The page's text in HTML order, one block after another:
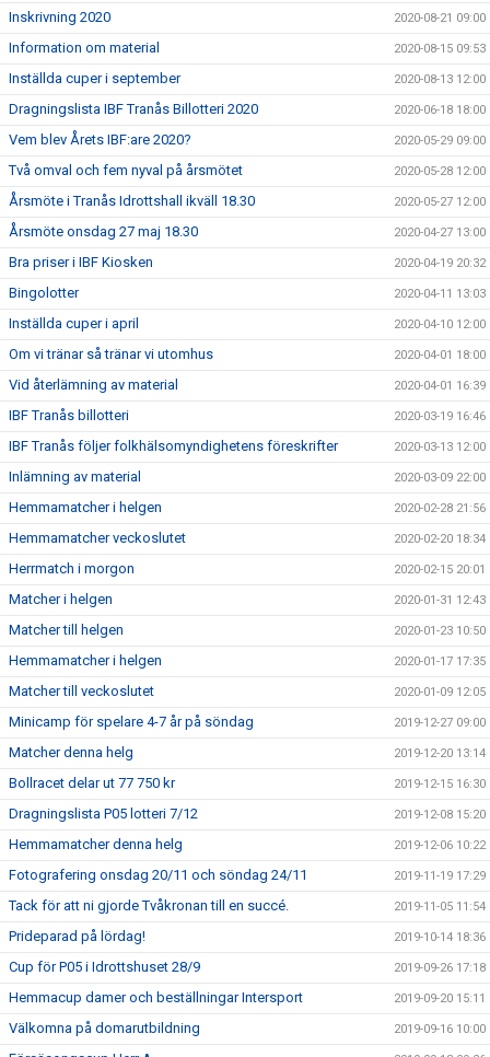
Inskrivning 2020 2020-08-21 09:00
Information om material 2020-08-15 09:53
Inställda cuper i september 2020-08-13 12:00
Dragningslista IBF Tranås Billotteri 2020 2020-06-18 18:00
Vem blev Årets IBF:are 2020? 2020-05-29 09:00
Två omval och fem nyval på årsmötet 2020-05-28 12:00
Årsmöte i Tranås Idrottshall ikväll 18.30 2020-05-27 12:00
Årsmöte onsdag 27 maj 18.30 2020-04-27 13:00
Bra priser i IBF Kiosken 2020-04-19 20:32
Bingolotter 2020-04-11 13:03
Inställda cuper i april 2020-04-10 12:00
Om vi tränar så tränar vi utomhus 2020-04-01 18:00
Vid återlämning av material 2020-04-01 16:39
IBF Tranås billotteri 2020-03-19 16:46
IBF Tranås följer folkhälsomyndighetens föreskrifter 2020-03-13 12:00
Inlämning av material 2020-03-09 22:00
Hemmamatcher i helgen 2020-02-28 21:56
Hemmamatcher veckoslutet 2020-02-20 18:34
Herrmatch i morgon 2020-02-15 20:01
Matcher i helgen 2020-01-31 12:43
Matcher till helgen 2020-01-23 10:50
Hemmamatcher i helgen 2020-01-17 17:35
Matcher till veckoslutet 2020-01-09 12:05
Minicamp för spelare 4-7 år på söndag 2019-12-27 09:00
Matcher denna helg 2019-12-20 13:14
Bollracet delar ut 77 750 kr 2019-12-15 16:30
Dragningslista P05 lotteri 7/12 2019-12-08 15:20
Hemmamatcher denna helg 2019-12-06 10:22
Fotografering onsdag 20/11 och söndag 24/11 2019-11-19 17:29
Tack för att ni gjorde Tvåkronan till en succé. 2019-11-05 11:54
Prideparad på lördag! 2019-10-14 18:36
Cup för P05 i Idrottshuset 28/9 2019-09-26 17:18
Hemmacup damer och beställningar Intersport 2019-09-20 15:11
Välkomna på domarutbildning 2019-09-16 10:00